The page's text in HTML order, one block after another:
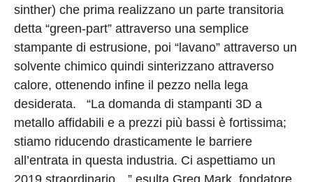
sinther) che prima realizzano un parte transitoria
detta “green-part” attraverso una semplice
stampante di estrusione, poi “lavano” attraverso un
solvente chimico quindi sinterizzano attraverso
calore, ottenendo infine il pezzo nella lega
desiderata. “La domanda di stampanti 3D a
metallo affidabili e a prezzi più bassi è fortissima;
stiamo riducendo drasticamente le barriere
all’entrata in questa industria. Ci aspettiamo un
2019 straordinario…” esulta Greg Mark, fondatore